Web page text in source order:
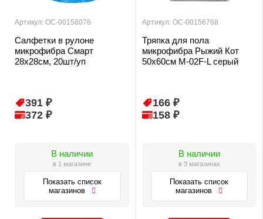
Артикул: ОС-00158076
Салфетки в рулоне
микрофибра Смарт
28х28см, 20шт/уп
391 ₽
372 ₽
В наличии
в 1 магазине
Показать список
магазинов
Артикул: ОС-00156768
Тряпка для пола
микрофибра Рыжий Кот
50х60см М-02F-L серый
166 ₽
158 ₽
В наличии
в 3 магазинах
Показать список
магазинов